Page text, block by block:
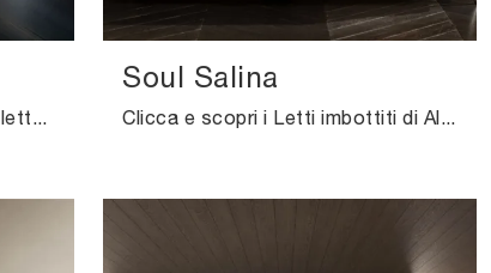
Vuoi attualizzare la camera da letto? Eccoti il letto in tessuto Urban Canto di Altrenotti per spazi design.
Soul Salina
Clicca e scopri i Letti imbottiti di Altrenotti! Il modello Soul Salina in pelle ti attende nelle versioni matrimoniali.